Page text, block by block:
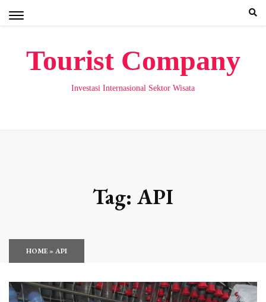
Tourist Company
Investasi Internasional Sektor Wisata
Tag: API
HOME»API